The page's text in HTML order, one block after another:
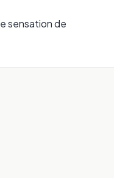
sensation de